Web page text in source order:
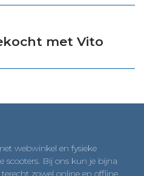
met Vito
webwinkel en fysieke
Bij ons kun je bijna
zowel online en offline.